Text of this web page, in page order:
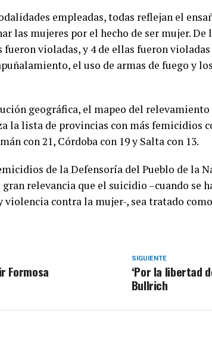
empleadas, todas reflejan el
las mujeres por el hecho de ser mujer. De
violadas, y 4 de ellas fueron
el uso de armas de fuego y
geográfica, el mapeo del
la lista de provincias con más femicidios
con 21, Córdoba con 19 y Salta con 13.
de la Defensoría del Pueblo de la
relevancia que el suicidio –cuando se
violencia contra la mujer-, sea tratado
SIGUIENTE
‘Por la libertad
Bullrich
Formosa